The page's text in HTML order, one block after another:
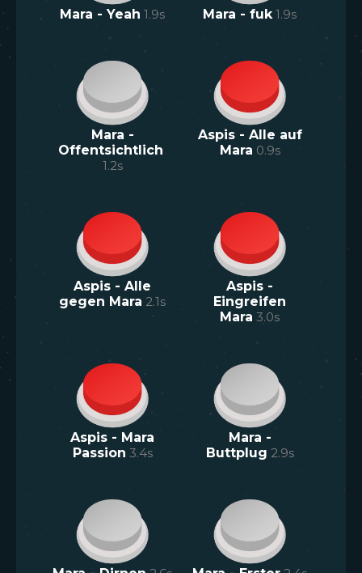
Mara - Yeah 1.9s Mara - fuk 1.9s
Mara -
Offentsichtlich
1.2s
Aspis - Alle auf
Mara 0.9s
Aspis - Alle
gegen Mara 2.1s
Aspis -
Eingreifen
Mara 3.0s
Aspis - Mara
Passion 3.4s
Mara -
Buttplug 2.9s